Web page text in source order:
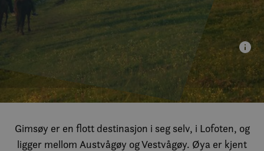
Gimsøy er en flott destinasjon i seg selv, i Lofoten, og
ligger mellom Austvågøy og Vestvågøy. Øya er kjent